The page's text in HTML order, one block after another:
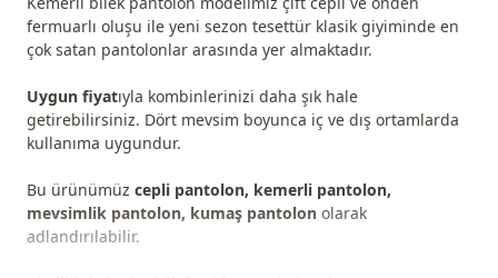
fermuarlı oluşu ile yeni sezon tesettür klasik giyiminde en
çok satan pantolonlar arasında yer almaktadır.
Uygun fiyatıyla kombinlerinizi daha şık hale
getirebilirsiniz. Dört mevsim boyunca iç ve dış ortamlarda
kullanıma uygundur.
Bu ürünümüz cepli pantolon, kemerli pantolon,
mevsimlik pantolon, kumaş pantolon olarak
adlandırılabilir.